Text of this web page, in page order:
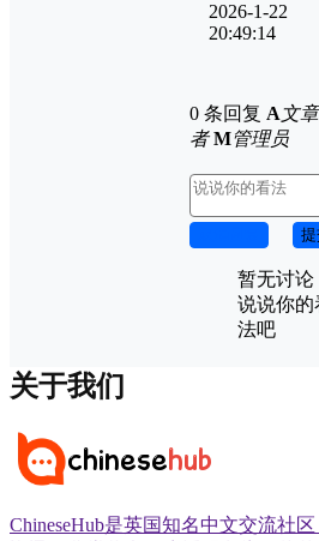
2026-1-22
20:49:14
0 条回复 A文
者 M管理员
暂无讨论
说说你的
法吧
关于我们
ChineseHub是英国知名中文交流社